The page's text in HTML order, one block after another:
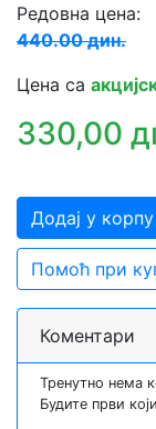
Редовна цена:
440.00 дин.
Цена са
330,00
Додај у корпу
Помоћ при
Коментари
Тренутно нема
Будите први